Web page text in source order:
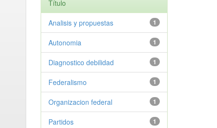
Título
1
Analisis y propuestas
1
Autonomia
1
Diagnostico debilidad
1
Federalismo
1
Organizacion federal
1
Partidos